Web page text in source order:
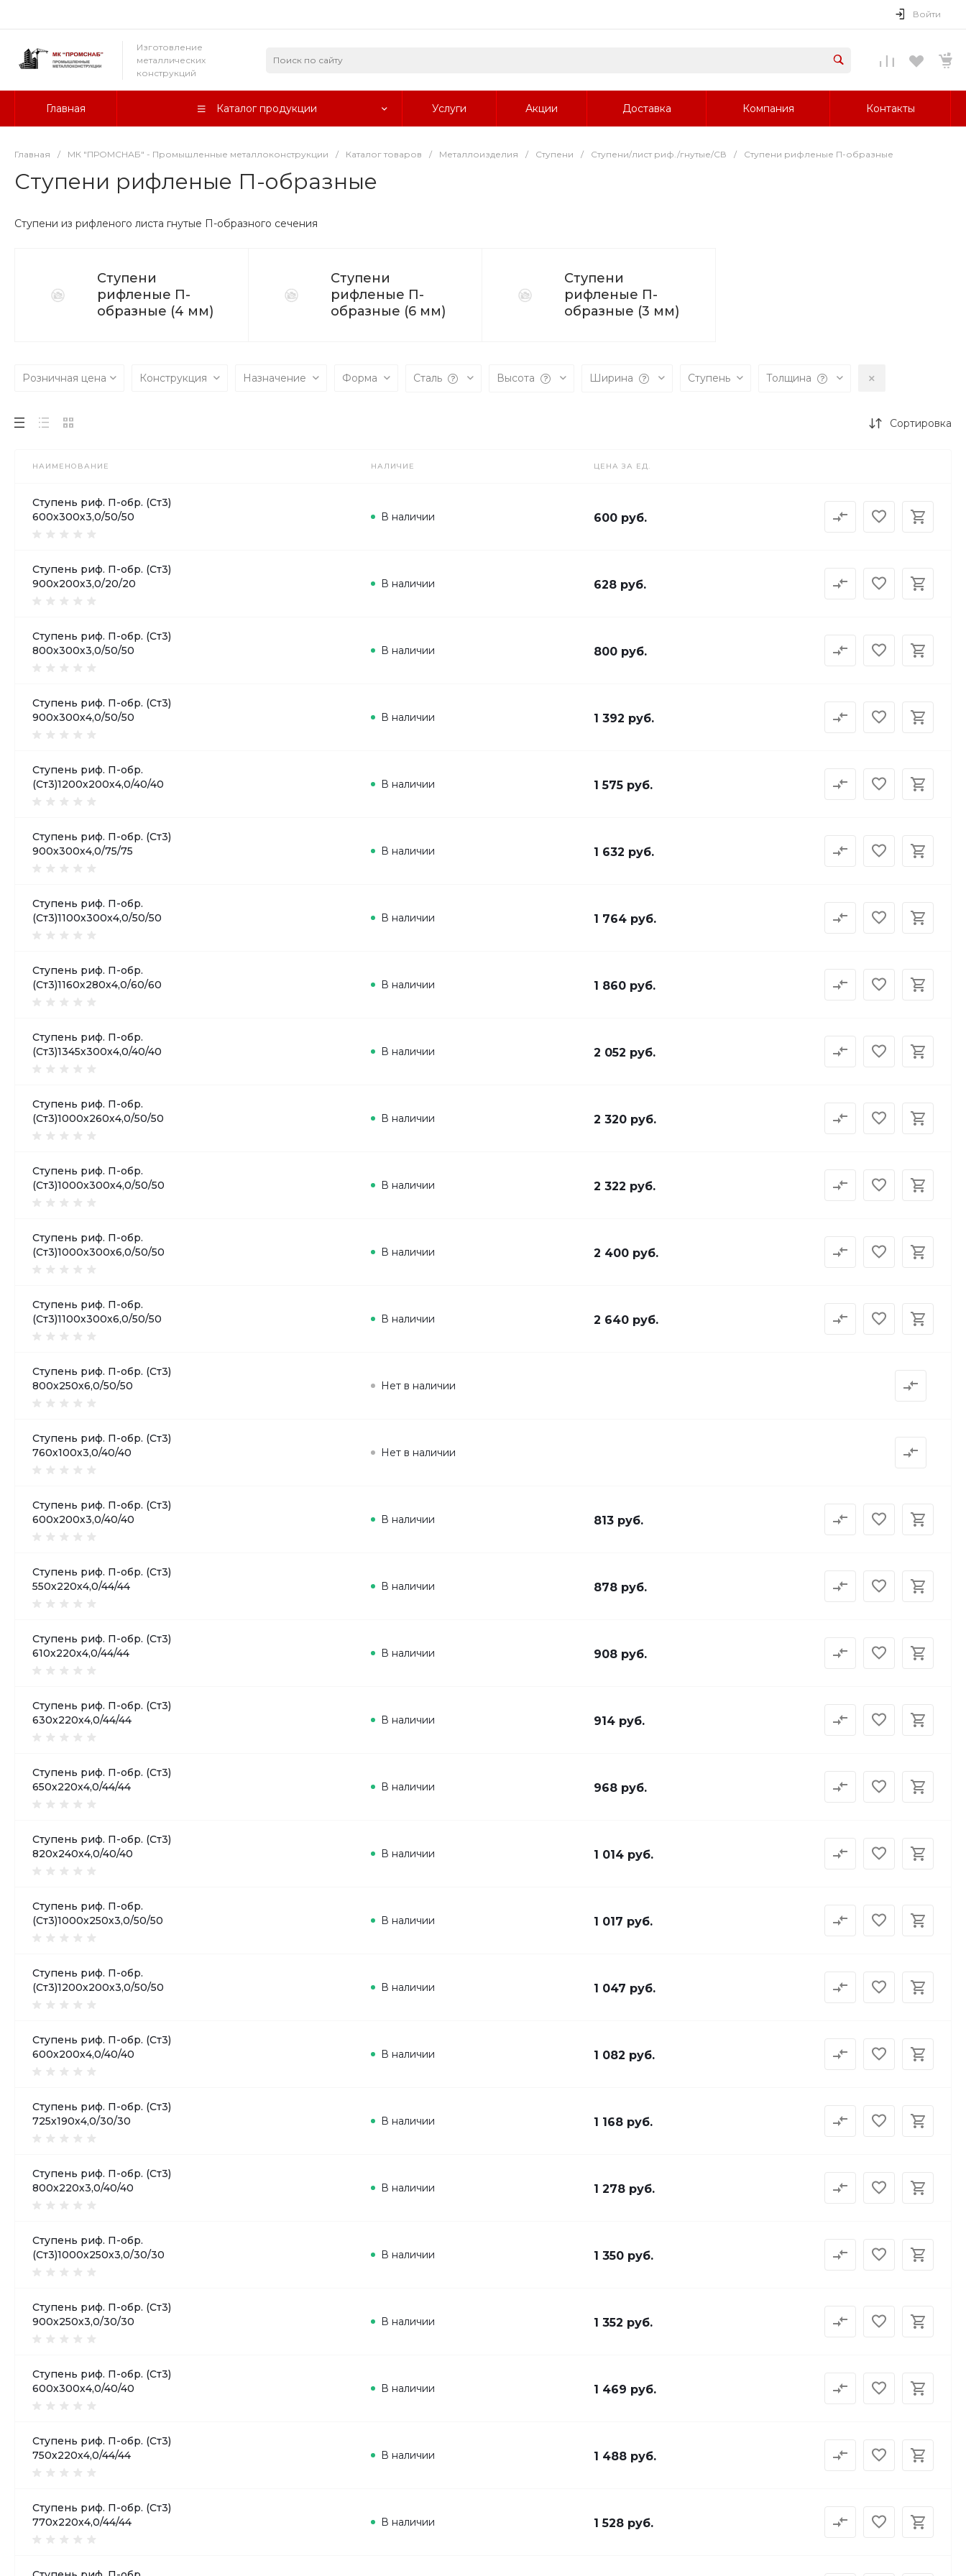
Войти
Изготовление
металлических
конструкций
Главная Каталог продукции Услуги Акции Доставка Компания Контакты
Главная / МК "ПРОМСНАБ" - Промышленные металлоконструкции / Каталог товаров / Металлоизделия / Ступени / Ступени/лист риф./гнутые/СВ / Ступени рифленые П-образные
Ступени рифленые П-образные
Ступени из рифленого листа гнутые П-образного сечения
Ступени
рифленые П-
образные (4 мм)
Ступени
рифленые П-
образные (6 мм)
Ступени
рифленые П-
образные (3 мм)
Розничная цена Конструкция Назначение Форма Сталь Высота Ширина Ступень Толщина
Сортировка
НАИМЕНОВАНИЕ НАЛИЧИЕ ЦЕНА ЗА ЕД.
Ступень риф. П-обр. (Ст3)
600х300х3,0/50/50
В наличии 600 руб.
Ступень риф. П-обр. (Ст3)
900х200х3,0/20/20
В наличии 628 руб.
Ступень риф. П-обр. (Ст3)
800х300х3,0/50/50
В наличии 800 руб.
Ступень риф. П-обр. (Ст3)
900х300х4,0/50/50
В наличии 1 392 руб.
Ступень риф. П-обр.
(Ст3)1200х200х4,0/40/40
В наличии 1 575 руб.
Ступень риф. П-обр. (Ст3)
900х300х4,0/75/75
В наличии 1 632 руб.
Ступень риф. П-обр.
(Ст3)1100х300х4,0/50/50
В наличии 1 764 руб.
Ступень риф. П-обр.
(Ст3)1160х280х4,0/60/60
В наличии 1 860 руб.
Ступень риф. П-обр.
(Ст3)1345х300х4,0/40/40
В наличии 2 052 руб.
Ступень риф. П-обр.
(Ст3)1000х260х4,0/50/50
В наличии 2 320 руб.
Ступень риф. П-обр.
(Ст3)1000х300х4,0/50/50
В наличии 2 322 руб.
Ступень риф. П-обр.
(Ст3)1000х300х6,0/50/50
В наличии 2 400 руб.
Ступень риф. П-обр.
(Ст3)1100х300х6,0/50/50
В наличии 2 640 руб.
Ступень риф. П-обр. (Ст3)
800х250х6,0/50/50
Нет в наличии
Ступень риф. П-обр. (Ст3)
760х100х3,0/40/40
Нет в наличии
Ступень риф. П-обр. (Ст3)
600х200х3,0/40/40
В наличии 813 руб.
Ступень риф. П-обр. (Ст3)
550х220х4,0/44/44
В наличии 878 руб.
Ступень риф. П-обр. (Ст3)
610х220х4,0/44/44
В наличии 908 руб.
Ступень риф. П-обр. (Ст3)
630х220х4,0/44/44
В наличии 914 руб.
Ступень риф. П-обр. (Ст3)
650х220х4,0/44/44
В наличии 968 руб.
Ступень риф. П-обр. (Ст3)
820х240х4,0/40/40
В наличии 1 014 руб.
Ступень риф. П-обр.
(Ст3)1000х250х3,0/50/50
В наличии 1 017 руб.
Ступень риф. П-обр.
(Ст3)1200х200х3,0/50/50
В наличии 1 047 руб.
Ступень риф. П-обр. (Ст3)
600х200х4,0/40/40
В наличии 1 082 руб.
Ступень риф. П-обр. (Ст3)
725х190х4,0/30/30
В наличии 1 168 руб.
Ступень риф. П-обр. (Ст3)
800х220х3,0/40/40
В наличии 1 278 руб.
Ступень риф. П-обр.
(Ст3)1000х250х3,0/30/30
В наличии 1 350 руб.
Ступень риф. П-обр. (Ст3)
900х250х3,0/30/30
В наличии 1 352 руб.
Ступень риф. П-обр. (Ст3)
600х300х4,0/40/40
В наличии 1 469 руб.
Ступень риф. П-обр. (Ст3)
750х220х4,0/44/44
В наличии 1 488 руб.
Ступень риф. П-обр. (Ст3)
770х220х4,0/44/44
В наличии 1 528 руб.